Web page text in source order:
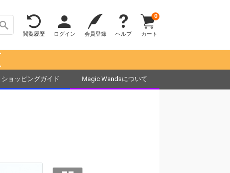
閲覧履歴 ログイン 会員登録 ヘルプ カート
0
ショッピングガイド Magic Wandsについて